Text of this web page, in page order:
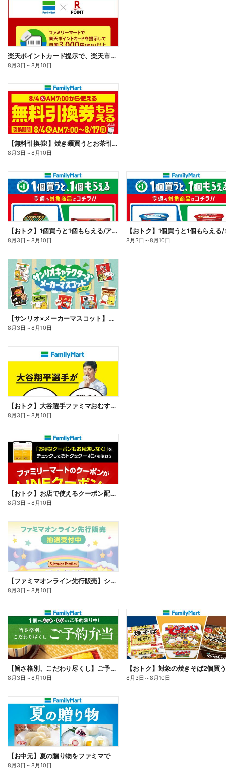
楽天ポイントカード提示で、楽天市場でのお買い物がおトクに!
8月3日 ～8月10日
【無料引換券!】焼き麺買うとお茶引換券貰える!
8月3日 ～8月10日
【おトク】1個買うと1個もらえる/アイス
8月3日 ～8月10日 8月3日 ～8月10日
【サンリオ×メーカーマスコット】オリジナルグッズ貰える!
8月3日 ～8月10日
【おトク】大谷選手ファミマおむすび割
8月3日 ～8月10日
【おトク】お店で使えるクーポン配信中
8月3日 ～8月10日
【ファミマオンライン先行販売】シルバニアファミリー
8月3日 ～8月10日
【旨さ格別、こだわり尽くし】ご予約弁当
8月3日 ～8月10日 8月3日 ～8月10日
【お中元】夏の贈り物をファミマで
8月3日 ～8月10日